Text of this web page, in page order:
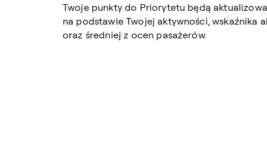
Twoje punkty do Priorytetu będą
na podstawie Twojej aktywności, wskaźnika
oraz średniej z ocen pasażerów.